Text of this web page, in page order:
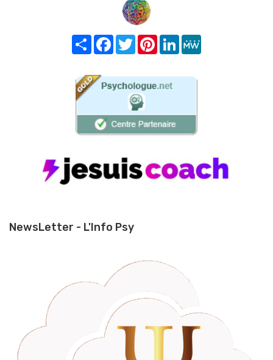
Share FacebookTwitterPinterest
LinkedIn
NewsLetter - L'Info Psy